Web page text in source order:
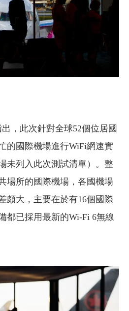
，此次針對全球52個位居國
的國際機場進行WiFi網速實
未列入此次測試清單）。整
場所的國際機場，各國機場
頗大，主要在於有16個國際
都已採用最新的Wi-Fi 6無線